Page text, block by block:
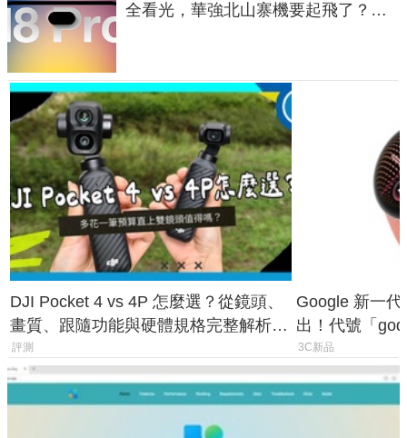
全看光，華強北山寨機要起飛了？專
DJI Pocket 4 vs 4P 怎麼選？從鏡頭、
畫質、跟隨功能與硬體規格完整解析，
一次看懂兩台差異
評測
Google 新一
出！代號「
鎖定 AI 應用
3C新品